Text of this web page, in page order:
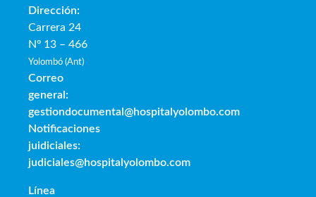
Dirección:
Carrera 24
Nº 13 – 466
Yolombó (Ant)
Correo
general:
gestiondocumental@hospitalyolombo.com
Notificaciones
juidiciales:
judiciales@hospitalyolombo.com
Línea